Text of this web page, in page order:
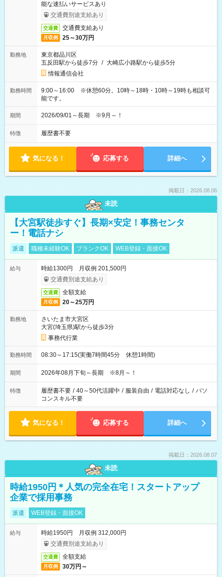
能な速払いサービスあり
交通費別途支給あり
交通費 交通費支給あり
月収例 25～30万円
勤務地
東京都品川区
五反田駅から徒歩7分 / 大崎広小路駅から徒歩5分
情報通信会社
勤務時間
9:00～16:00 ※休憩60分。10時～18時・10時～19時も相談可
能です。
期間 2026/09/01～長期 ※9月～！
特徴 履歴書不要
気になる！ 応募する 詳細へ
掲載日：2026.08.06
未読
【大宮駅徒歩すぐ】長期×安定！事務センタ
ー！電話ナシ
派遣 職種未経験OK ブランクOK WEB登録・面接OK
給与
時給1300円 月収例 201,500円
交通費別途支給あり
交通費 全額支給
月収例 20～25万円
勤務地
さいたま市大宮区
大宮(埼玉県)駅から徒歩3分
事務代行業
勤務時間 08:30～17:15(実働7時間45分 休憩1時間)
期間 2026年08月下旬～長期 ※8月～！
特徴 履歴書不要 / 40～50代活躍中 / 服装自由 / 電話対応なし / パソ
コンスキル不要
気になる！ 応募する 詳細へ
掲載日：2026.08.07
未読
時給1950円＊人気の完全在宅！スタートアップ
企業で採用事務
派遣 WEB登録・面接OK
給与
時給1950円 月収例 312,000円
交通費別途支給あり
交通費 全額支給
月収例 30万円～